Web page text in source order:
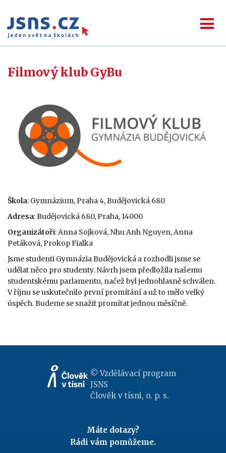
Filmový klub GyBu
Škola: Gymnázium, Praha 4, Budějovická 680
Adresa: Budějovická 680, Praha, 14000
Organizátoři: Anna Sojková, Nhu Anh Nguyen, Anna
Petáková, Prokop Fialka
Jsme studenti Gymnázia Budějovická a rozhodli jsme se
udělat něco pro studenty. Návrh jsem předložila našemu
studentskému parlamentu, načež byl jednohlasně schválen.
V říjnu se uskutečnilo první promítání a už to mělo velký
úspěch. Budeme se snažit promítat jednou měsíčně.
© Vzdělávací program
JSNS
Člověk v tísni, o. p. s.
Máte dotazy?
Rádi vám pomůžeme.